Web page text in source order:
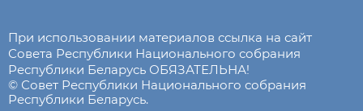
При использовании материалов ссылка на сайт
Совета Республики Национального собрания
Республики Беларусь ОБЯЗАТЕЛЬНА!
© Совет Республики Национального собрания
Республики Беларусь.